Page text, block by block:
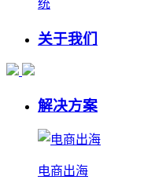
统
关于我们
解决方案
电商出海